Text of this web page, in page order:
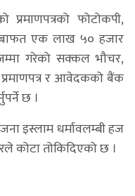
फोटोकपी,
एक लाख ५० हजार
गरेको सक्कल भौचर,
र आवेदकको बैंक
छ ।
इस्लाम धर्मावलम्बी हज
कोटा तोकिदिएको छ ।